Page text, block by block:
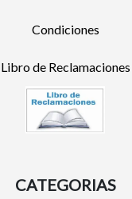
Condiciones
Libro de Reclamaciones
CATEGORIAS